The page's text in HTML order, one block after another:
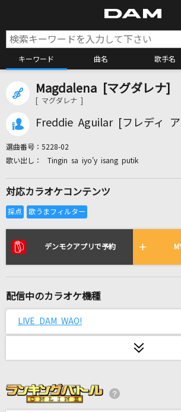
キーワード 曲名 歌手名
カラオケ検索
カラオケ店舗検索
リアルタイムで歌われている曲
海の幽霊(ビデオクリップバージョ
SWINGING
Dear…
Magdalena [マグダレナ]
[ マグダレナ ]
Freddie Aguilar [フレディ ア
選曲番号： 5228-02
Tingin sa iyo'y isang putik
対応カラオケコンテンツ
デンモクアプリで予約
配信中のカラオケ機種
LIVE DAM WAO!